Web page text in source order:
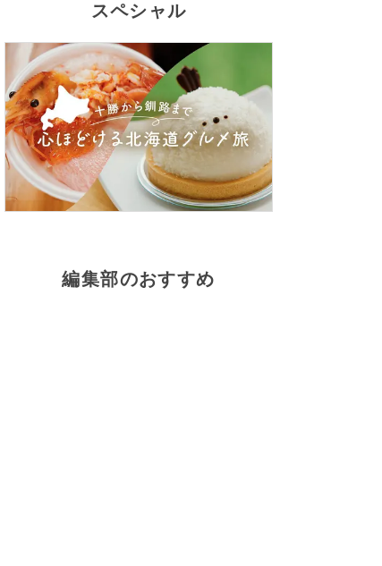
スペシャル
編集部のおすすめ